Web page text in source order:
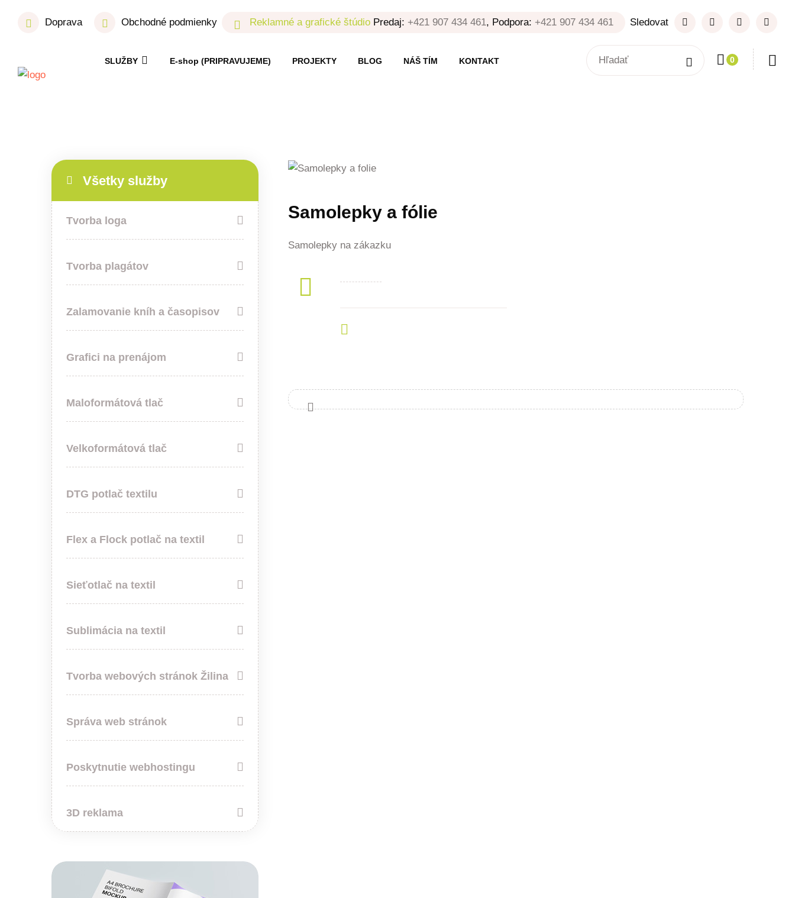
Doprava Obchodné podmienky Reklamné a grafické štúdio Predaj: +421 907 434 461, Podpora: +421 907 434 461 Sledovat
SLUŽBY E-shop (PRIPRAVUJEME) PROJEKTY BLOG NÁŠ TÍM KONTAKT 0
Všetky služby
Tvorba loga
Tvorba plagátov
Zalamovanie kníh a časopisov
Grafici na prenájom
Maloformátová tlač
Velkoformátová tlač
DTG potlač textilu
Flex a Flock potlač na textil
Sieťotlač na textil
Sublimácia na textil
Tvorba webových stránok Žilina
Správa web stránok
Poskytnutie webhostingu
3D reklama
Samolepky a fólie
Samolepky na zákazku